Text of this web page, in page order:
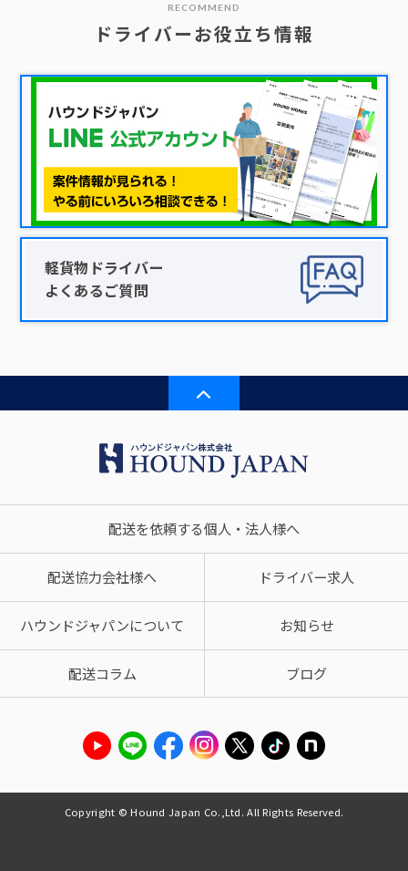
RECOMMEND
ドライバーお役立ち情報
軽貨物ドライバー
よくあるご質問
配送を依頼する個人・法人様へ
配送協力会社様へ ドライバー求人
ハウンドジャパンについて お知らせ
配送コラム ブログ
Copyright © Hound Japan Co.,Ltd. All Rights Reserved.